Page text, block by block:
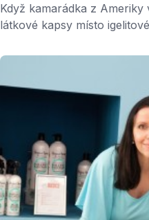
Když kamarádka z
látkové kapsy místo
trhu a zjistila, že u nás nic
do projektu ekologických
sama,“ říká Magdaléna